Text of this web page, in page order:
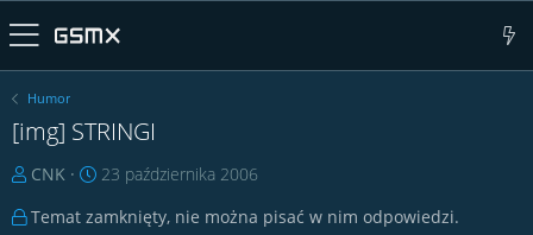
Humor
[img] STRINGI
T
r
CNK
D
t
23 października 2006
Temat zamknięty, nie można pisać w nim odpowiedzi.